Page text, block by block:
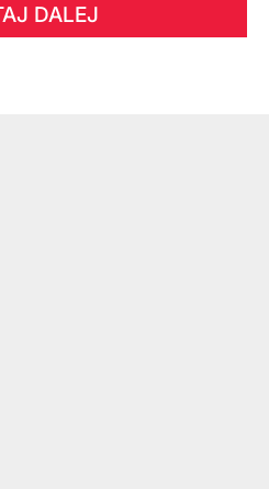
DALEJ